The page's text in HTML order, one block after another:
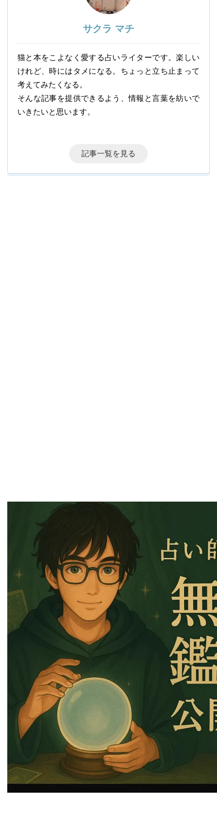
サクラ マチ
猫と本をこよなく愛する占いライターです。楽しい
けれど、時にはタメになる。ちょっと立ち止まって
考えてみたくなる。
そんな記事を提供できるよう、情報と言葉を紡いで
いきたいと思います。
記事一覧を見る